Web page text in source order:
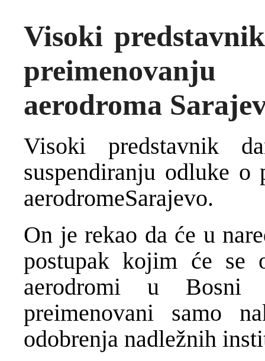
Visoki
aerodroma
Visoki predstavnik
suspendiranju odluke o
aerodromeSarajevo.
On je rekao da će u
postupak kojim će se
aerodromi u
preimenovani samo
odobrenja nadležnih